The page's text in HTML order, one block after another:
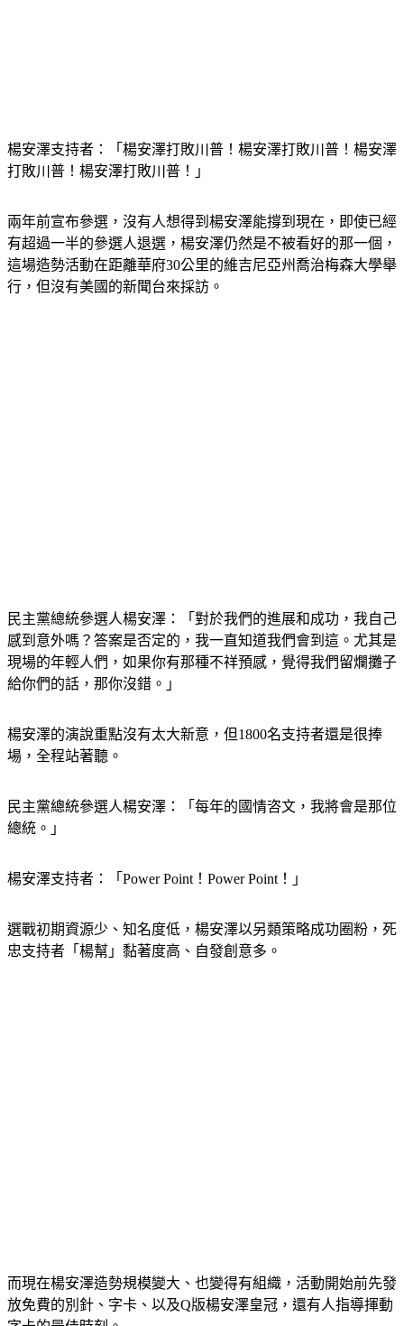
楊安澤支持者：「楊安澤打敗川普！楊安澤打敗川普！楊安澤
兩年前宣布參選，沒有人想得到楊安澤能撐到現在，即使已經
有超過一半的參選人退選，楊安澤仍然是不被看好的那一個，
這場造勢活動在距離華府30公里的維吉尼亞州喬治梅森大學舉
民主黨總統參選人楊安澤：「對於我們的進展和成功，我自己
感到意外嗎？答案是否定的，我一直知道我們會到這。尤其是
現場的年輕人們，如果你有那種不祥預感，覺得我們留爛攤子
楊安澤的演說重點沒有太大新意，但1800名支持者還是很捧
民主黨總統參選人楊安澤：「每年的國情咨文，我將會是那位
選戰初期資源少、知名度低，楊安澤以另類策略成功圈粉，死
而現在楊安澤造勢規模變大、也變得有組織，活動開始前先發